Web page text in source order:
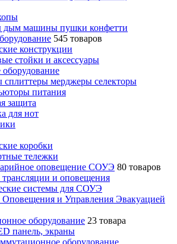
дым машины пушки конфетти
545 товаров
конструкции
стойки и аксесcуары
оборудование
сплиттеры мерджеры селекторы
питания
защита
для нот
коробки
тележки
оповещение СОУЭ 80 товаров
и оповещения
системы для СОУЭ
и Управления Эвакуацией
оборудование 23 товара
панель, экраны
оборудование